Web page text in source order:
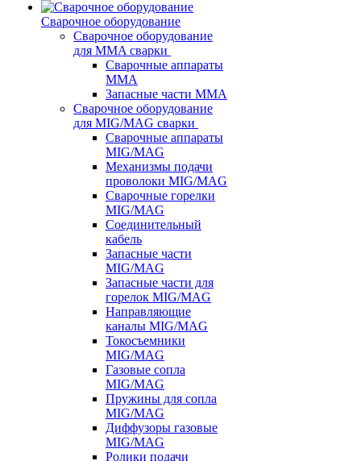
Сварочное оборудование
Сварочное оборудование
для MMA сварки
Сварочные аппараты
MMA
Запасные части MMA
Сварочное оборудование
для MIG/MAG сварки
Сварочные аппараты
MIG/MAG
Механизмы подачи
проволоки MIG/MAG
Сварочные горелки
MIG/MAG
Соединительный
кабель
Запасные части
MIG/MAG
Запасные части для
горелок MIG/MAG
Направляющие
каналы MIG/MAG
Токосъемники
MIG/MAG
Газовые сопла
MIG/MAG
Пружины для сопла
MIG/MAG
Диффузоры газовые
MIG/MAG
Ролики подачи